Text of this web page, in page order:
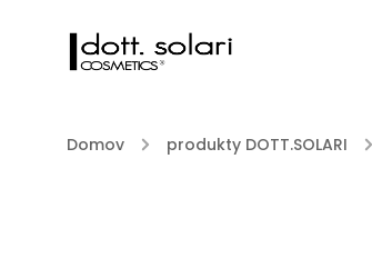
Domov / produkty DOTT.SOLARI /